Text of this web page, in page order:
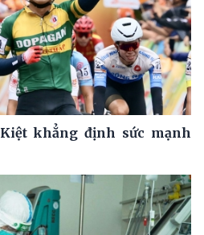
khẳng định sức mạnh